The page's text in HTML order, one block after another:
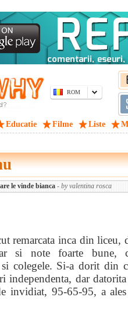
ROM
Educatie Filme Liste
le vinde bianca - by valentina rosca
remarcata inca din liceu,
si note foarte bune,
colegele. Si-a dorit din
independenta, dar
invidiat, 95-65-95, a ales